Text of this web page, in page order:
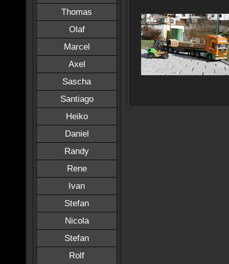
Thomas
Olaf
Marcel
Axel
Sascha
Santiago
Heiko
Daniel
Randy
Rene
Ivan
Stefan
Nicola
Stefan
Rolf